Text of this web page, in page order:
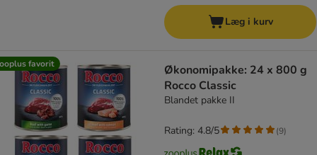
Læg i kurv
favorit
Økonomipakke: 24 x 800 g
Rocco Classic
Blandet pakke II
Rating: 4.8/5 (9)